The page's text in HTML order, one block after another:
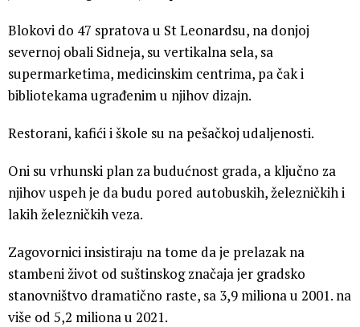
Blokovi do 47 spratova u St Leonardsu, na donjoj
severnoj obali Sidneja, su vertikalna sela, sa
supermarketima, medicinskim centrima, pa čak i
bibliotekama ugrađenim u njihov dizajn.
Restorani, kafići i škole su na pešačkoj udaljenosti.
Oni su vrhunski plan za budućnost grada, a ključno za
njihov uspeh je da budu pored autobuskih, železničkih i
lakih železničkih veza.
Zagovornici insistiraju na tome da je prelazak na
stambeni život od suštinskog značaja jer gradsko
stanovništvo dramatično raste, sa 3,9 miliona u 2001. na
više od 5,2 miliona u 2021.